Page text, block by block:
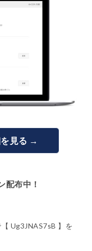
見る →
配布中！
Ug3JNAS7sB 】を